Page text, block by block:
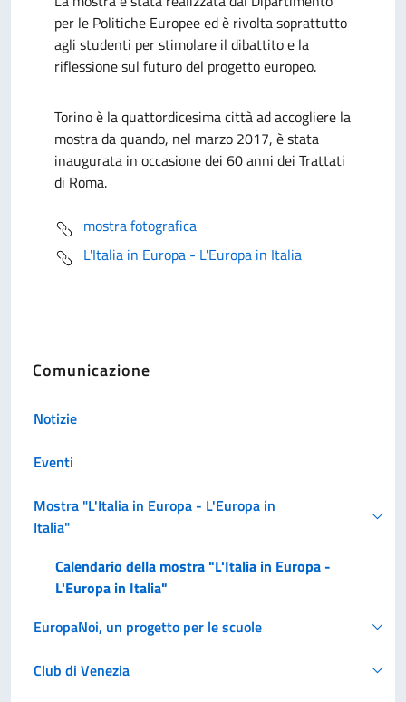
per le Politiche Europee ed è rivolta soprattutto
agli studenti per stimolare il dibattito e la
riflessione sul futuro del progetto europeo.
Torino è la quattordicesima città ad accogliere la
mostra da quando, nel marzo 2017, è stata
inaugurata in occasione dei 60 anni dei Trattati
di Roma.
mostra fotografica
L'Italia in Europa - L'Europa in Italia
Comunicazione
Notizie
Eventi
Mostra "L'Italia in Europa - L'Europa in
Italia"
Calendario della mostra "L'Italia in Europa -
L'Europa in Italia"
EuropaNoi, un progetto per le scuole
Club di Venezia